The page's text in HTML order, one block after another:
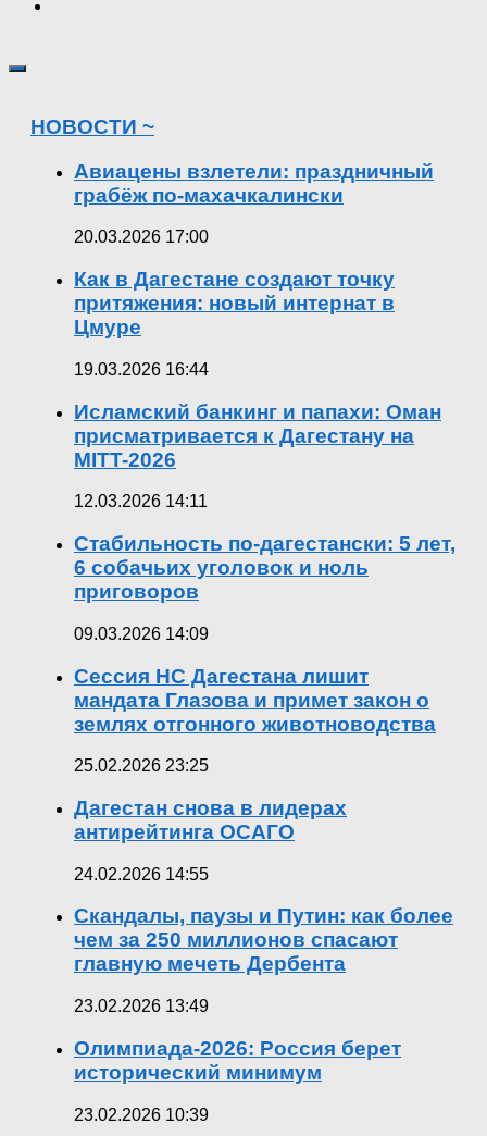
НОВОСТИ ~
Авиацены взлетели: праздничный
грабёж по-махачкалински
20.03.2026 17:00
Как в Дагестане создают точку
притяжения: новый интернат в
Цмуре
19.03.2026 16:44
Исламский банкинг и папахи: Оман
присматривается к Дагестану на
MITT-2026
12.03.2026 14:11
Стабильность по-дагестански: 5 лет,
6 собачьих уголовок и ноль
приговоров
09.03.2026 14:09
Сессия НС Дагестана лишит
мандата Глазова и примет закон о
землях отгонного животноводства
25.02.2026 23:25
Дагестан снова в лидерах
антирейтинга ОСАГО
24.02.2026 14:55
Скандалы, паузы и Путин: как более
чем за 250 миллионов спасают
главную мечеть Дербента
23.02.2026 13:49
Олимпиада-2026: Россия берет
исторический минимум
23.02.2026 10:39